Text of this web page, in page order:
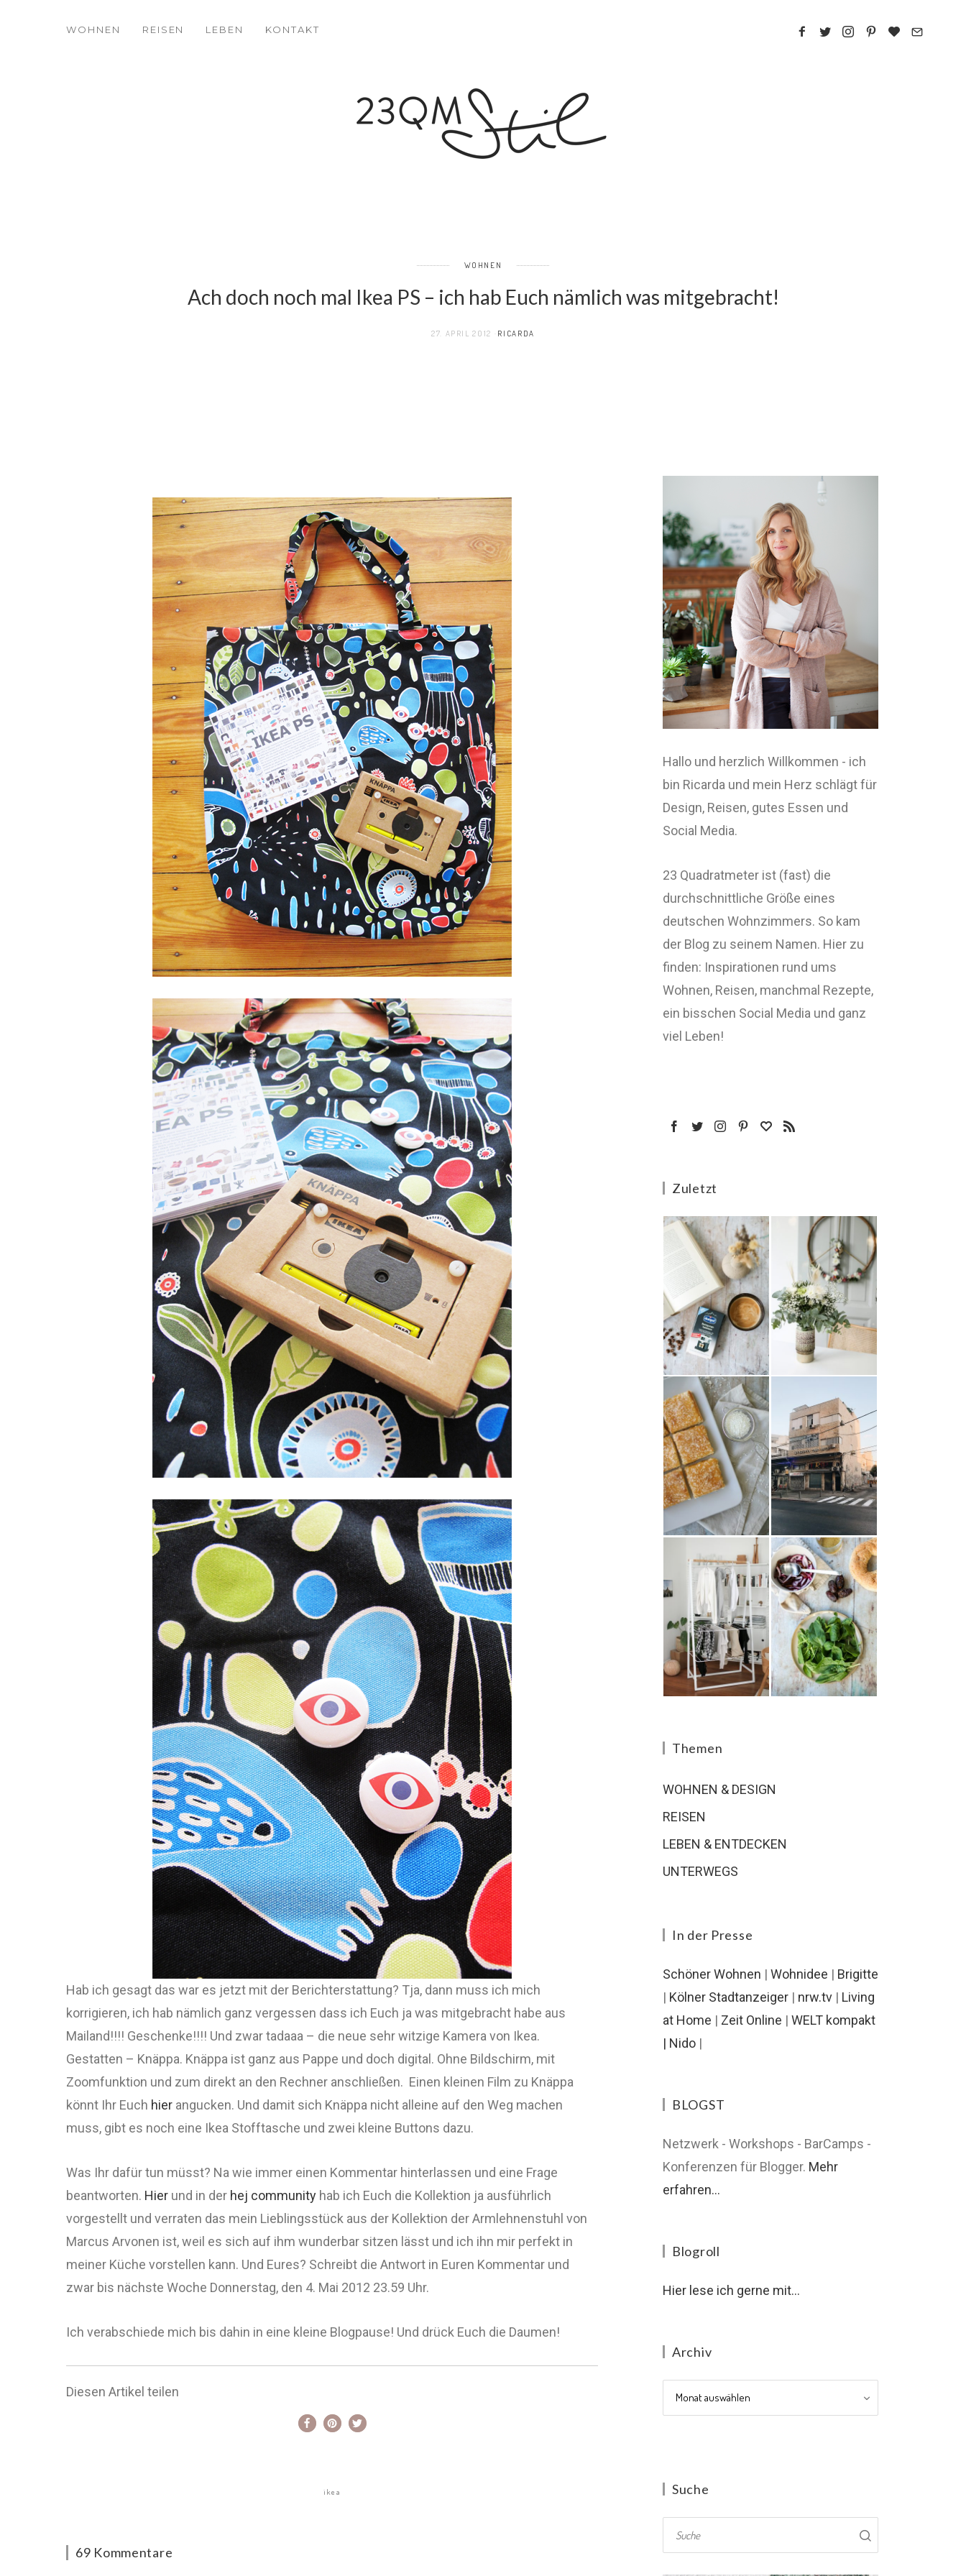
WOHNEN REISEN LEBEN KONTAKT
WOHNEN
Ach doch noch mal Ikea PS – ich hab Euch nämlich was mitgebracht!
27. APRIL 2012 RICARDA
Hab ich gesagt das war es jetzt mit der Berichterstattung? Tja, dann muss ich mich
korrigieren, ich hab nämlich ganz vergessen dass ich Euch ja was mitgebracht habe aus
Mailand!!!! Geschenke!!!! Und zwar tadaaa – die neue sehr witzige Kamera von Ikea.
Gestatten – Knäppa. Knäppa ist ganz aus Pappe und doch digital. Ohne Bildschirm, mit
Zoomfunktion und zum direkt an den Rechner anschließen. Einen kleinen Film zu Knäppa
könnt Ihr Euch hier angucken. Und damit sich Knäppa nicht alleine auf den Weg machen
muss, gibt es noch eine Ikea Stofftasche und zwei kleine Buttons dazu.
Was Ihr dafür tun müsst? Na wie immer einen Kommentar hinterlassen und eine Frage
beantworten. Hier und in der hej community hab ich Euch die Kollektion ja ausführlich
vorgestellt und verraten das mein Lieblingsstück aus der Kollektion der Armlehnenstuhl von
Marcus Arvonen ist, weil es sich auf ihm wunderbar sitzen lässt und ich ihn mir perfekt in
meiner Küche vorstellen kann. Und Eures? Schreibt die Antwort in Euren Kommentar und
zwar bis nächste Woche Donnerstag, den 4. Mai 2012 23.59 Uhr.
Ich verabschiede mich bis dahin in eine kleine Blogpause! Und drück Euch die Daumen!
Diesen Artikel teilen
ikea
69 Kommentare
Hallo und herzlich Willkommen - ich
bin Ricarda und mein Herz schlägt für
Design, Reisen, gutes Essen und
Social Media.
23 Quadratmeter ist (fast) die
durchschnittliche Größe eines
deutschen Wohnzimmers. So kam
der Blog zu seinem Namen. Hier zu
finden: Inspirationen rund ums
Wohnen, Reisen, manchmal Rezepte,
ein bisschen Social Media und ganz
viel Leben!
Zuletzt
Themen
WOHNEN & DESIGN
REISEN
LEBEN & ENTDECKEN
UNTERWEGS
In der Presse
Schöner Wohnen | Wohnidee | Brigitte
| Kölner Stadtanzeiger | nrw.tv | Living
at Home | Zeit Online | WELT kompakt
| Nido |
BLOGST
Netzwerk - Workshops - BarCamps -
Konferenzen für Blogger. Mehr
erfahren...
Blogroll
Hier lese ich gerne mit...
Archiv
Archiv
Suche